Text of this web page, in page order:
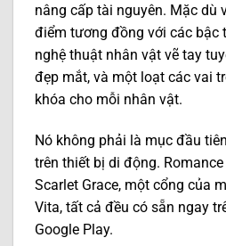
nâng cấp tài nguyên. Mặc dù
điểm tương đồng với các bậc
nghệ thuật nhân vật vẽ tay
đẹp mắt, và một loạt các vai
khóa cho mỗi nhân vật.
Nó không phải là mục đầu
trên thiết bị di động.
Scarlet Grace, một cổng của
Vita, tất cả đều có sẵn ngay
Google Play.